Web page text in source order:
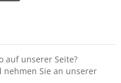
auf unserer Seite?
nehmen Sie an unserer